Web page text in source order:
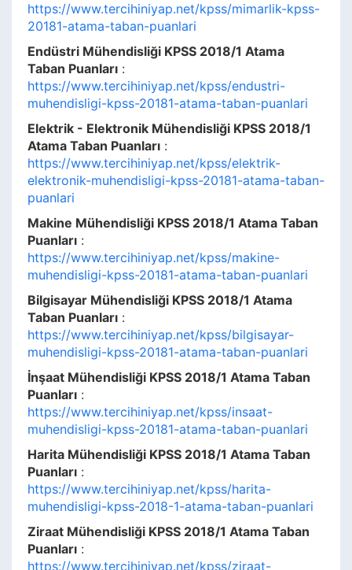
https://www.tercihiniyap.net/kpss/mimarlik-kpss-
20181-atama-taban-puanlari
Endüstri Mühendisliği KPSS 2018/1 Atama
Taban Puanları :
https://www.tercihiniyap.net/kpss/endustri-
muhendisligi-kpss-20181-atama-taban-puanlari
Elektrik - Elektronik Mühendisliği KPSS 2018/1
Atama Taban Puanları :
https://www.tercihiniyap.net/kpss/elektrik-
elektronik-muhendisligi-kpss-20181-atama-taban-
puanlari
Makine Mühendisliği KPSS 2018/1 Atama Taban
Puanları :
https://www.tercihiniyap.net/kpss/makine-
muhendisligi-kpss-20181-atama-taban-puanlari
Bilgisayar Mühendisliği KPSS 2018/1 Atama
Taban Puanları :
https://www.tercihiniyap.net/kpss/bilgisayar-
muhendisligi-kpss-20181-atama-taban-puanlari
İnşaat Mühendisliği KPSS 2018/1 Atama Taban
Puanları :
https://www.tercihiniyap.net/kpss/insaat-
muhendisligi-kpss-20181-atama-taban-puanlari
Harita Mühendisliği KPSS 2018/1 Atama Taban
Puanları :
https://www.tercihiniyap.net/kpss/harita-
muhendisligi-kpss-2018-1-atama-taban-puanlari
Ziraat Mühendisliği KPSS 2018/1 Atama Taban
Puanları :
https://www.tercihiniyap.net/kpss/ziraat-